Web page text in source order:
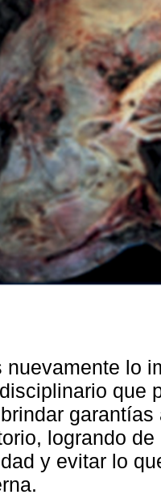
nuevamente lo
que
logrando
y evitar lo